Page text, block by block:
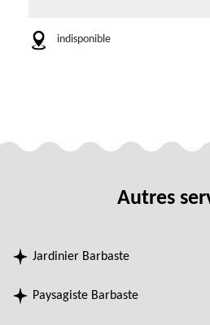
indisponible
Autres
Jardinier Barbaste
Paysagiste Barbaste